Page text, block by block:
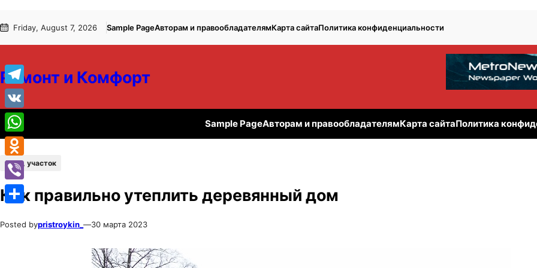
к
к
Friday, August 7, 2026 Sample PageАвторам и правообладателямКарта сайтаПолитика конфиденциальности
Ремонт и Комфорт
Sample PageАвторам и правообладателямКарта сайтаПолитика
Дача, участок
Как правильно утеплить деревянный дом
Posted bypristroykin_ —30 марта 2023
Telegram
VK
WhatsApp
Odnoklassniki
Viber